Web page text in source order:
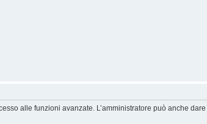
alle funzioni avanzate. L’amministratore può anche